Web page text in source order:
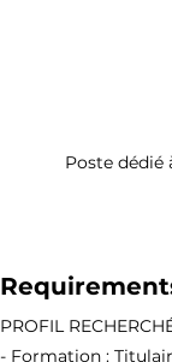
Poste dédié
PROFIL
- Formation :